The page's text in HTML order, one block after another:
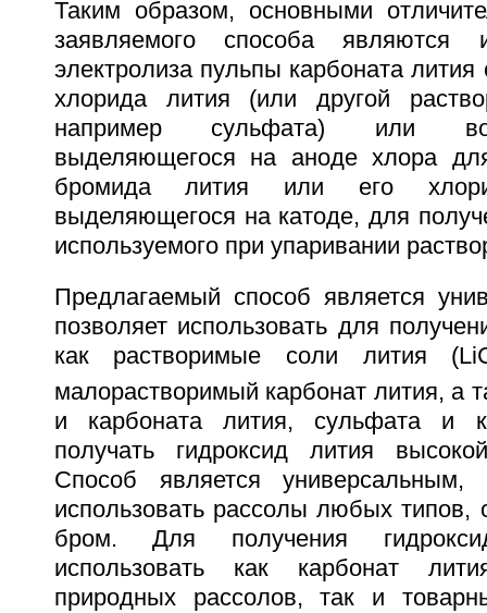
Таким образом, основными
заявляемого способа являются
электролиза пульпы карбоната
хлорида лития (или другой
например сульфата) или
выделяющегося на аноде хлора
бромида лития или его
выделяющегося на катоде, для
используемого при упаривании
Предлагаемый способ является
позволяет использовать для
как растворимые соли лития
малорастворимый карбонат лития, а
и карбоната лития, сульфата и
получать гидроксид лития
Способ является универсальным,
использовать рассолы любых
бром. Для получения
использовать как карбонат
природных рассолов, так и